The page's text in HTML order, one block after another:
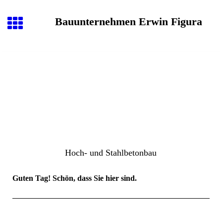
Bauunternehmen Erwin Figura
Hoch- und Stahlbetonbau
Guten Tag! Schön, dass Sie hier sind.